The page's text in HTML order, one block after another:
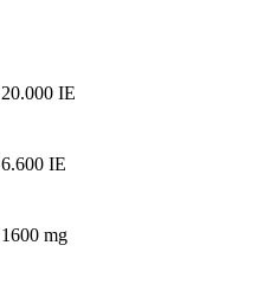
20.000 IE
6.600 IE
1600 mg